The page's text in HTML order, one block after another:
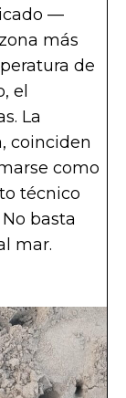
—
más
de
el
La
coinciden
como
técnico
basta
mar.